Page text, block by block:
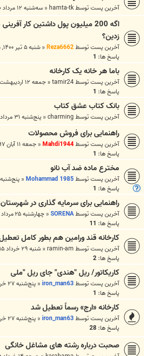
آخرین پست توسطhamta-tk
« سه‌شنبه ۱۲ مرداد ۱۴۰۰, ۱۰:۱۹ ق.ظ
اگه 200 میلیون پول داشتین کار
زدین؟
آخرین پست توسطReza6662
« شنبه ۵ تیر ۱۴۰۰, ۶:۵۵ ق.ظ
پاسخ ها: 1
باما هر خانه یک کارخانه
آخرین پست توسطtamir24
« جمعه ۱۲ اردیبهشت ۱۳۹۹, ۴:۱۷ ب.ظ
پاسخ ها: 1
بانک کتاب عشق کتاب
آخرین پست توسط charming
« پنج‌شنبه ۳۱ مرداد ۱۳۹۸, ۴:۰۸ ب.ظ
راهنمایی برای فروش محصولات
آخرین پست توسطMahdi1944
« جمعه ۱۱ آبان ۱۳۹۷, ۴:۵۹ ب.ظ
پاسخ ها: 1
مخترع ماده ضد آب نانو
آخرین پست توسطMohammad 1985
« پنج‌شنبه ۲۶ مرداد ۱۳۹۶, ۱:۵۲ ق.ظ
پاسخ ها: 1
راهنمایی برای سرمایه گذاری در شهرستان
آخرین پست توسطSORENA
« چهارشنبه ۲۵ مرداد ۱۳۹۶, ۲:۲۲ ب.ظ
پاسخ ها: 11
کارخانه قند ورامین هم بطور کامل
آخرین پست توسط ramin-am
« شنبه ۲۹ خرداد ۱۳۹۵, ۹:۳۵ ق.ظ
پاسخ ها: 2
کاریکاتور/ ریل "هندی" جای ریل "ملی
آخرین پست توسطiron_man63
« پنج‌شنبه ۲۷ خرداد ۱۳۹۵, ۱:۱۱ ب.ظ
پاسخ ها: 1
کارخانه «ارج» رسماً تعطیل شد
آخرین پست توسطiron_man63
« پنج‌شنبه ۲۷ خرداد ۱۳۹۵, ۱:۱۳ ق.ظ
پاسخ ها: 28
صحبت درباره رشته های مشاغل خانگی